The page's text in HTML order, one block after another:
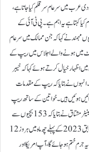
عرب میں سرعام سر قلم کیا جاتا ہے،
کہتا ہے یہ اہم ہے۔ پی ٹی آئی کے
مہمند نے کہا کہ جن ممالک میں سرعام
میں ہونے والے اجلاس میں ریپ کے
اظہار خیال کرتے ہوئے کہا کہ خیبر
122 ریپ کے واقعات ہوئے۔انہوں نے بتایا کہ ریپ کے مقدمات
گرفتار ہوئے جن میں سے 494 بری ہوگئے اور صرف 87 کو سزائیں ہوئیں ہیں۔ خواتین کے ساتھ ریپ
کے جرم میں گرفتار 341 ملزمان بری ہوئے ہیں اور صرف 23 کو سزائیں ہوئیں۔ سینیٹر مشتاق نے بتایا کہ 153 بچیوں سے
ریپ کے ملزمان بری ہوئے ہیں صرف 64 کو سزا ہوئی ہے جبکہ ایک رپورٹ کے مطابق 2023 کے پہلے چھ ماہ میں ہر وز 12
جرم ختم ہو جائے گا، آپ امریکا اور